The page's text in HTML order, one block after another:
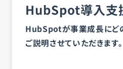
HubSpot導入支
HubSpotが事業成長にど
ご説明させていただきます。